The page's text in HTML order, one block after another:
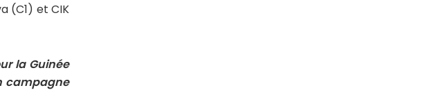
(C1) et CIK
la Guinée
campagne